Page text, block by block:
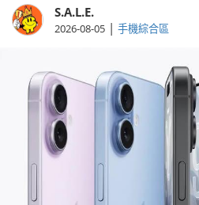
S.A.L.E.
2026-08-05 | 手機綜合區